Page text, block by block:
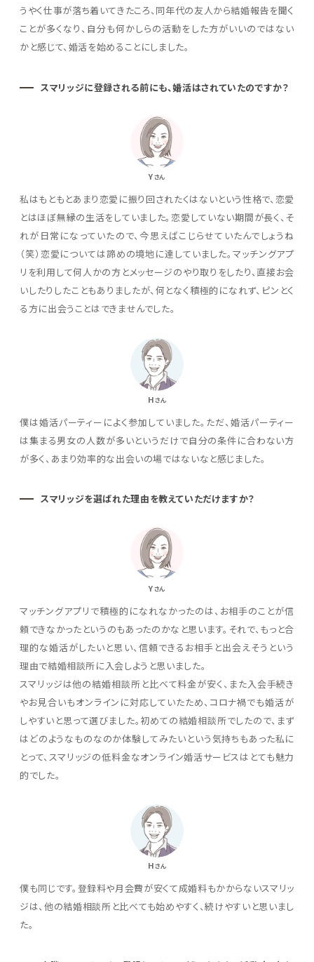
うやく仕事が落ち着いてきたころ、同年代の友人から結婚報告を聞く
ことが多くなり、自分も何かしらの活動をした方がいいのではない
かと感じて、婚活を始めることにしました。
スマリッジに登録される前にも、婚活はされていたのですか？
Yさん
私はもともとあまり恋愛に振り回されたくはないという性格で、恋愛
とはほぼ無縁の生活をしていました。恋愛していない期間が長く、そ
れが日常になっていたので、今思えばこじらせていたんでしょうね
（笑）恋愛については諦めの境地に達していました。マッチングアプ
リを利用して何人かの方とメッセージのやり取りをしたり、直接お会
いしたりしたこともありましたが、何となく積極的になれず、ピンとく
る方に出会うことはできませんでした。
Hさん
僕は婚活パーティーによく参加していました。ただ、婚活パーティー
は集まる男女の人数が多いというだけで自分の条件に合わない方
が多く、あまり効率的な出会いの場ではないなと感じました。
スマリッジを選ばれた理由を教えていただけますか？
Yさん
マッチングアプリで積極的になれなかったのは、お相手のことが信
頼できなかったというのもあったのかなと思います。それで、もっと合
理的な婚活がしたいと思い、信頼できるお相手と出会えそうという
理由で結婚相談所に入会しようと思いました。
スマリッジは他の結婚相談所と比べて料金が安く、また入会手続き
やお見合いもオンラインに対応していたため、コロナ禍でも婚活が
しやすいと思って選びました。初めての結婚相談所でしたので、まず
はどのようなものなのか体験してみたいという気持ちもあった私に
とって、スマリッジの低料金なオンライン婚活サービスはとても魅力
的でした。
Hさん
僕も同じです。登録料や月会費が安くて成婚料もかからないスマリッ
ジは、他の結婚相談所と比べても始めやすく、続けやすいと思いまし
た。